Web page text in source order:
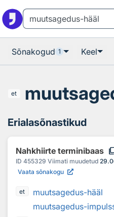
Sõnakogud 1 Keel
et
Erialasõnastikud
Nahkhiirte terminibaas
ID 455329 Viimati muudetud
Vaata sõnakogu
et
muutsagedus-hääl
muutsagedus-